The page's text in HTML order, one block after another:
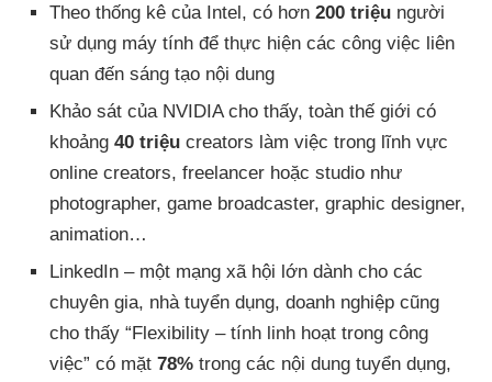
Theo thống kê của Intel, có hơn 200 triệu người
sử dụng máy tính để thực hiện các công việc liên
quan đến sáng tạo nội dung
Khảo sát của NVIDIA cho thấy, toàn thế giới có
khoảng 40 triệu creators làm việc trong lĩnh vực
online creators, freelancer hoặc studio như
photographer, game broadcaster, graphic designer,
animation…
LinkedIn – một mạng xã hội lớn dành cho các
chuyên gia, nhà tuyển dụng, doanh nghiệp cũng
cho thấy “Flexibility – tính linh hoạt trong công
việc” có mặt 78% trong các nội dung tuyển dụng,